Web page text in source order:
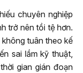
chuyên nghiệp
trở nên tồi tệ hơn.
tuân theo kế
sai lầm kỹ thuật,
gian gián đoạn